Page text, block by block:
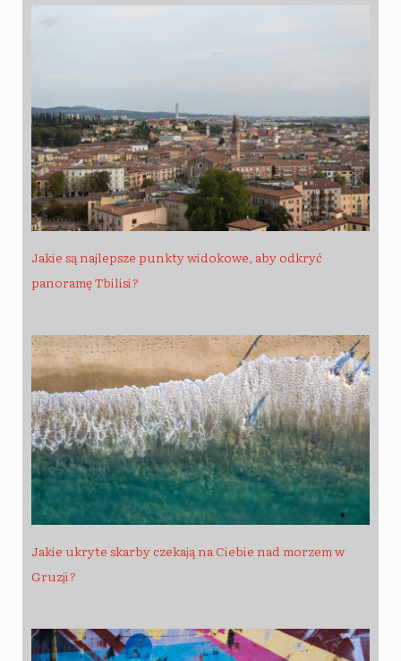
Jakie są najlepsze punkty widokowe, aby odkryć
panoramę Tbilisi?
Jakie ukryte skarby czekają na Ciebie nad morzem w
Gruzji?